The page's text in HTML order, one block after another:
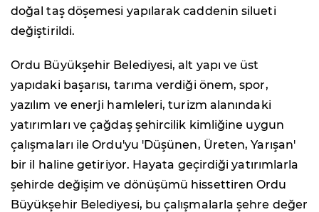
doğal taş döşemesi yapılarak caddenin silueti
değiştirildi.
Ordu Büyükşehir Belediyesi, alt yapı ve üst
yapıdaki başarısı, tarıma verdiği önem, spor,
yazılım ve enerji hamleleri, turizm alanındaki
yatırımları ve çağdaş şehircilik kimliğine uygun
çalışmaları ile Ordu'yu 'Düşünen, Üreten, Yarışan'
bir il haline getiriyor. Hayata geçirdiği yatırımlarla
şehirde değişim ve dönüşümü hissettiren Ordu
Büyükşehir Belediyesi, bu çalışmalarla şehre değer